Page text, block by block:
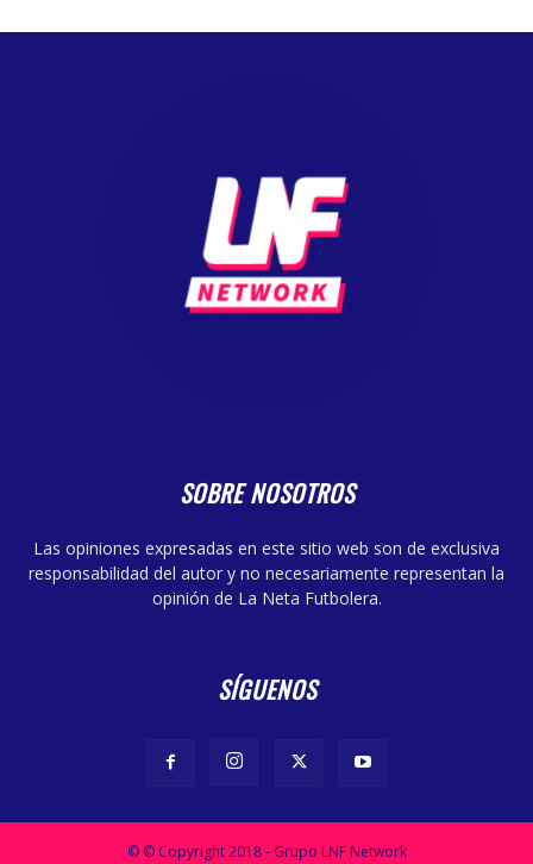
SOBRE NOSOTROS
Las opiniones expresadas en este sitio web son de exclusiva
responsabilidad del autor y no necesariamente representan la
opinión de La Neta Futbolera.
SÍGUENOS
© © Copyright 2018 - Grupo LNF Network